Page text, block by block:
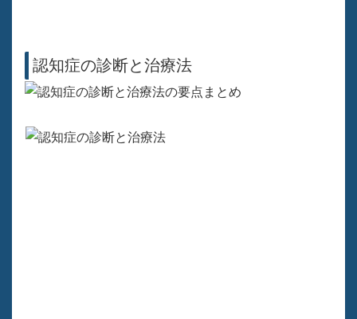
認知症の診断と治療法